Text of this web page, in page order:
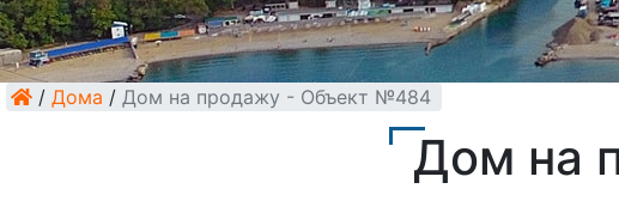
/ Дома / Дом на продажу - Объект №484
Дом на